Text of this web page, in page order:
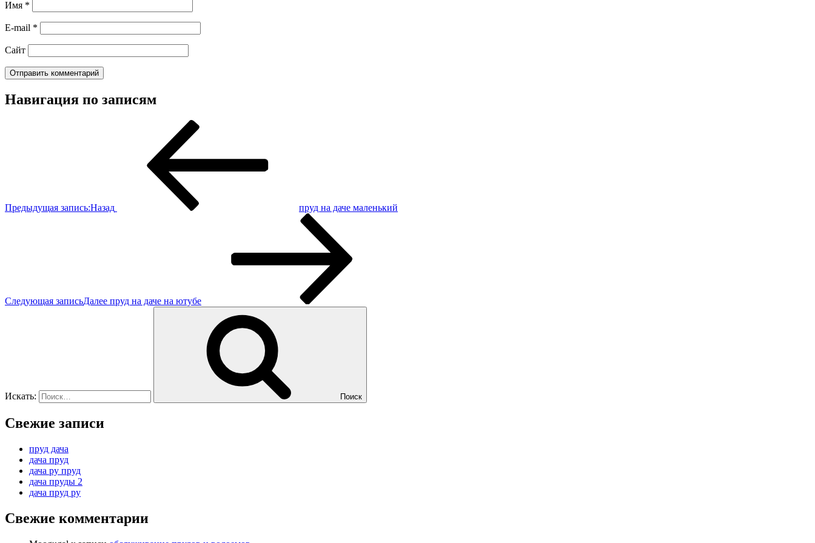
Имя *
E-mail *
Сайт
Навигация по записям
Предыдущая запись:Назад пруд на даче маленький
Следующая записьДалее пруд на даче на ютубе
Искать: Поиск
Свежие записи
пруд дача
дача пруд
дача ру пруд
дача пруды 2
дача пруд ру
Свежие комментарии